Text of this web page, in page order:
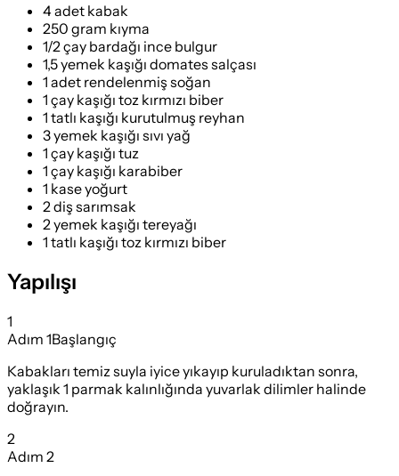
4 adet kabak
250 gram kıyma
1/2 çay bardağı ince bulgur
1,5 yemek kaşığı domates salçası
1 adet rendelenmiş soğan
1 çay kaşığı toz kırmızı biber
1 tatlı kaşığı kurutulmuş reyhan
3 yemek kaşığı sıvı yağ
1 çay kaşığı tuz
1 çay kaşığı karabiber
1 kase yoğurt
2 diş sarımsak
2 yemek kaşığı tereyağı
1 tatlı kaşığı toz kırmızı biber
Yapılışı
1
Adım 1Başlangıç
Kabakları temiz suyla iyice yıkayıp kuruladıktan sonra,
yaklaşık 1 parmak kalınlığında yuvarlak dilimler halinde
doğrayın.
2
Adım 2